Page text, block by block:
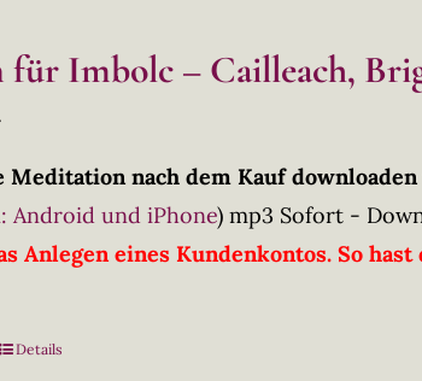
Imbolc – Cailleach,
Meditation nach dem Kauf
Android und iPhone) mp3 Sofort -
Anlegen eines Kundenkontos. So
Details